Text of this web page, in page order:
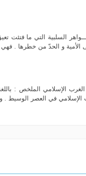
السلبية التي ما فتئت
الإسلامي الملخص :